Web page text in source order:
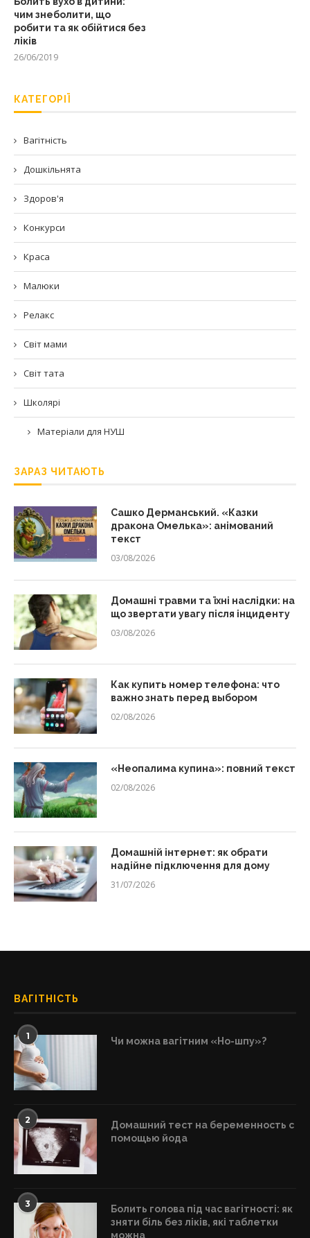
чим знеболити, що
робити та як обійтися без
ліків
26/06/2019
КАТЕГОРІЇ
Вагітність
Дошкільнята
Здоров'я
Конкурси
Краса
Малюки
Релакс
Світ мами
Світ тата
Школярі
Матеріали для НУШ
ЗАРАЗ ЧИТАЮТЬ
Сашко Дерманський. «Казки
дракона Омелька»: анімований
текст
03/08/2026
Домашні травми та їхні наслідки: на
що звертати увагу після інциденту
03/08/2026
Как купить номер телефона: что
важно знать перед выбором
02/08/2026
«Неопалима купина»: повний текст
02/08/2026
Домашній інтернет: як обрати
надійне підключення для дому
31/07/2026
ВАГІТНІСТЬ
1 Чи можна вагітним «Но-шпу»?
2
Домашний тест на беременность с
помощью йода
3
Болить голова під час вагітності: як
зняти біль без ліків, які таблетки
можна